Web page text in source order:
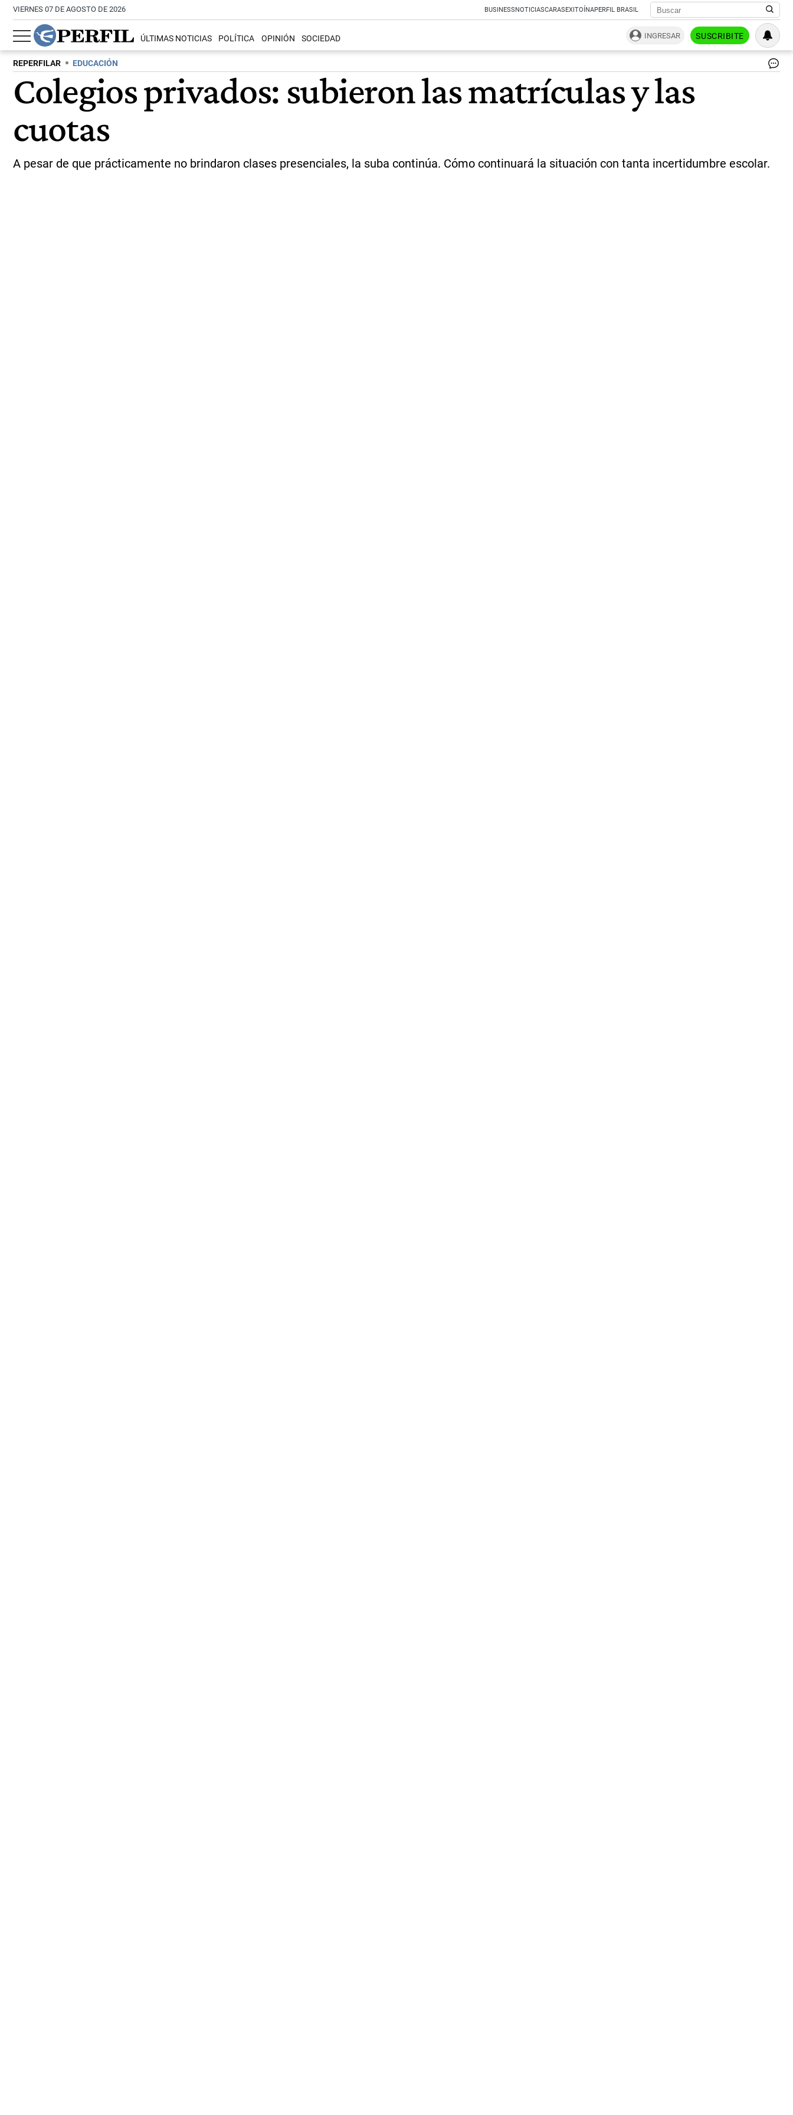
VIERNES 07 DE AGOSTO DE 2026 BUSINESSNOTICIASCARASEXITOÍNAPERFIL BRASIL
ÚLTIMAS NOTICIAS POLÍTICA OPINIÓN SOCIEDAD INGRESAR SUSCRIBITE
REPERFILAR EDUCACIÓN
Colegios privados: subieron las matrículas y las
cuotas
A pesar de que prácticamente no brindaron clases presenciales, la suba continúa. Cómo continuará la situación con tanta incertidumbre escolar.